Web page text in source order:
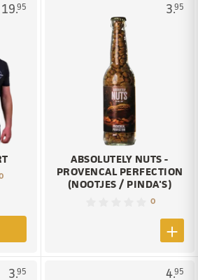
19.95 3.95
ABSOLUTELY NUTS -
PROVENCAL PERFECTION
(NOOTJES / PINDA'S)
0
3.95 4.95